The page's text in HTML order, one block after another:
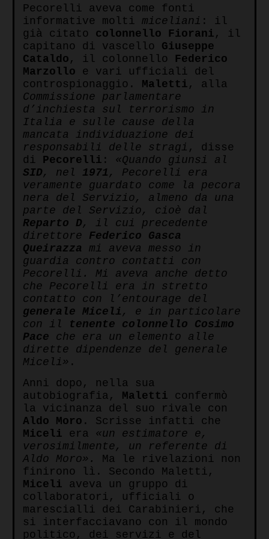
Pecorelli aveva come fonti
informative molti miceliani : il
già citato colonnello Fiorani , il
capitano di vascello Giuseppe
Cataldo , il colonnello Federico
Marzollo e vari ufficiali del
controspionaggio. Maletti , alla
Commissione parlamentare
d’inchiesta sul terrorismo in
Italia e sulle cause della
mancata individuazione dei
responsabili delle stragi , disse
di Pecorelli : «Quando giunsi al
SID, nel 1971 , Pecorelli era
veramente guardato come la pecora
nera del Servizio, almeno da una
parte del Servizio, cioè dal
Reparto D, il cui precedente
direttore Federico Gasca
Queirazza mi aveva messo in
guardia contro contatti con
Pecorelli. Mi aveva anche detto
che Pecorelli era in stretto
contatto con l’entourage del
generale Miceli , e in particolare
con il tenente colonnello Cosimo
Pace che era un elemento alle
dirette dipendenze del generale
Miceli» .
Anni dopo, nella sua
autobiografia, Maletti confermò
la vicinanza del suo rivale con
Aldo Moro . Scrisse infatti che
Miceli era «un estimatore e,
verosimilmente, un referente di
Aldo Moro». Ma le rivelazioni non
finirono lì. Secondo Maletti,
Miceli aveva un gruppo di
collaboratori, ufficiali o
marescialli dei Carabinieri, che
si interfacciavano con il mondo
politico, dei servizi e del